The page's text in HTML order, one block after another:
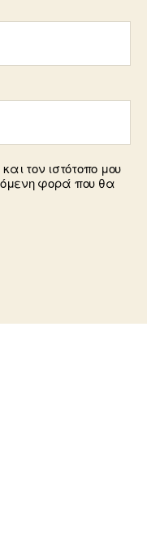
τον ιστότοπο μου
φορά που θα